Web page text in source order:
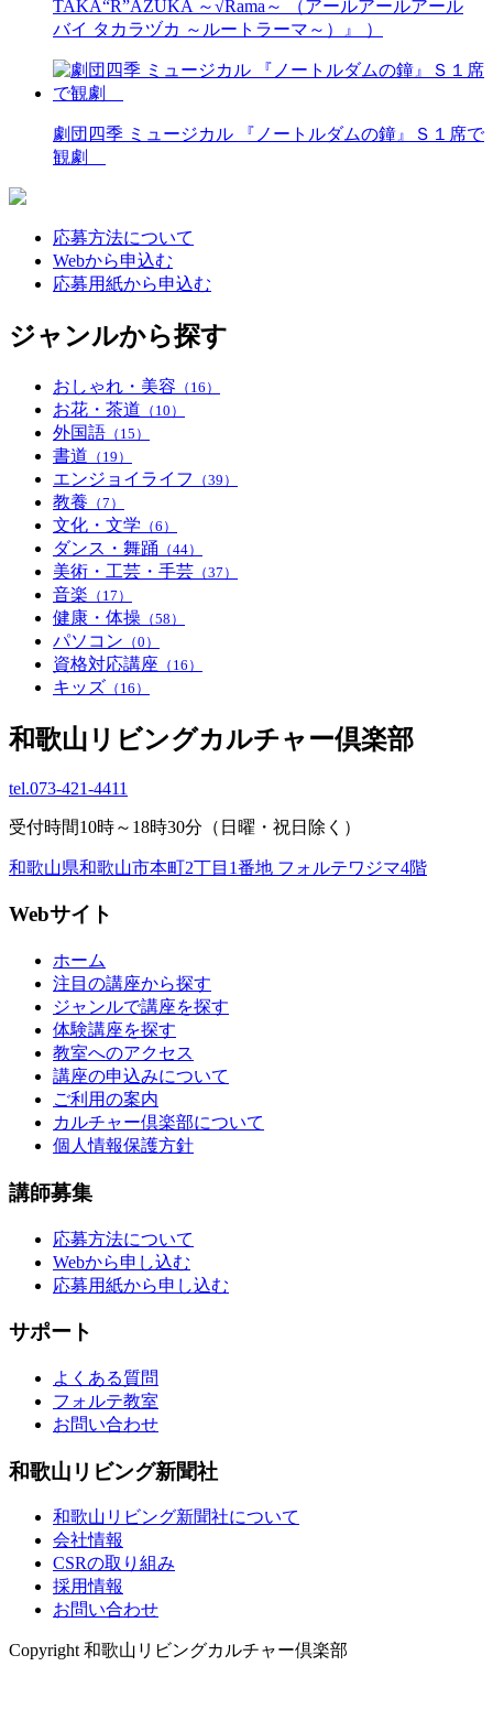
TAKA“R”AZUKA ～√Rama～ （アールアールアール
バイ タカラヅカ ～ルートラーマ～）』 ）
劇団四季 ミュージカル 『ノートルダムの鐘』Ｓ１席で
観劇
応募方法について
Webから申込む
応募用紙から申込む
ジャンルから探す
おしゃれ・美容 （16）
お花・茶道 （10）
外国語 （15）
書道 （19）
エンジョイライフ （39）
教養 （7）
文化・文学 （6）
ダンス・舞踊 （44）
美術・工芸・手芸 （37）
音楽 （17）
健康・体操 （58）
パソコン （0）
資格対応講座 （16）
キッズ （16）
和歌山リビングカルチャー倶楽部
tel.073-421-4411
受付時間10時～18時30分（日曜・祝日除く）
和歌山県和歌山市本町2丁目1番地 フォルテワジマ4階
Webサイト
ホーム
注目の講座から探す
ジャンルで講座を探す
体験講座を探す
教室へのアクセス
講座の申込みについて
ご利用の案内
カルチャー倶楽部について
個人情報保護方針
講師募集
応募方法について
Webから申し込む
応募用紙から申し込む
サポート
よくある質問
フォルテ教室
お問い合わせ
和歌山リビング新聞社
和歌山リビング新聞社について
会社情報
CSRの取り組み
採用情報
お問い合わせ
Copyright 和歌山リビングカルチャー倶楽部